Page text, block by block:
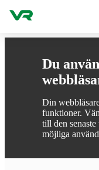
Du
Din
funktioner.
till den
möjliga
Gå till innehållet